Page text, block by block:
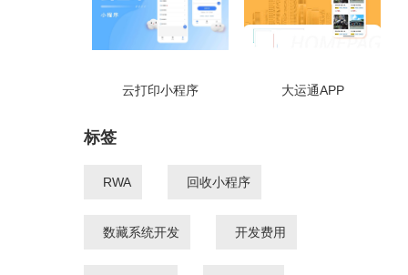
云打印小程序 大运通APP
标签
RWA 回收小程序
数藏系统开发 开发费用